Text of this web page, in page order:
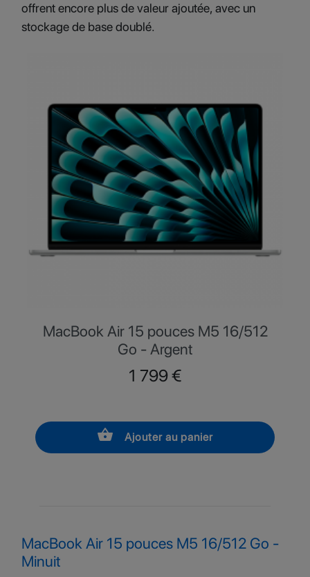
offrent encore plus de valeur ajoutée, avec un
stockage de base doublé.
MacBook Air 15 pouces M5 16/512
Go - Argent
Prix
1 799 €
shopping_basket Ajouter au panier
MacBook Air 15 pouces M5 16/512 Go -
Minuit